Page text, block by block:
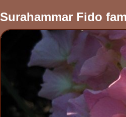
Surahammar Fido